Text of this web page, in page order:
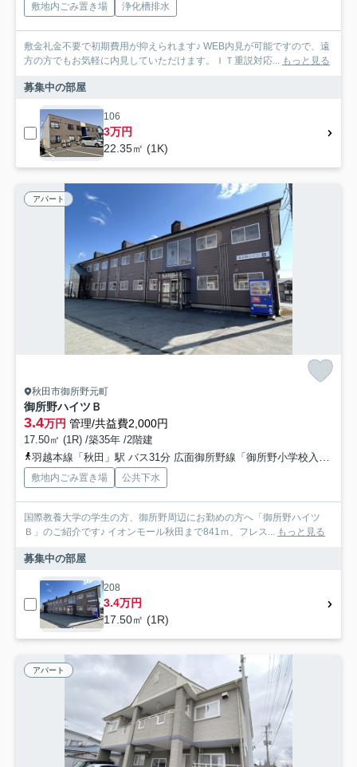
敷地内ごみ置き場 浄化槽排水
敷金礼金不要で初期費用が抑えられます♪ WEB内見が可能ですので、遠
方の方でもお気軽に内見していただけます。ＩＴ重説対応... もっと見る
募集中の部屋
106
3万円
22.35㎡ (1K)
アパート
秋田市御所野元町
御所野ハイツＢ
3.4万円 管理/共益費2,000円
17.50㎡ (1R) /築35年 /2階建
羽越本線「秋田」駅 バス31分 広面御所野線「御所野小学校入口」 停歩10分
敷地内ごみ置き場 公共下水
国際教養大学の学生の方、御所野周辺にお勤めの方へ「御所野ハイツ
Ｂ」のご紹介です♪ イオンモール秋田まで841ｍ、フレス... もっと見る
募集中の部屋
208
3.4万円
17.50㎡ (1R)
アパート